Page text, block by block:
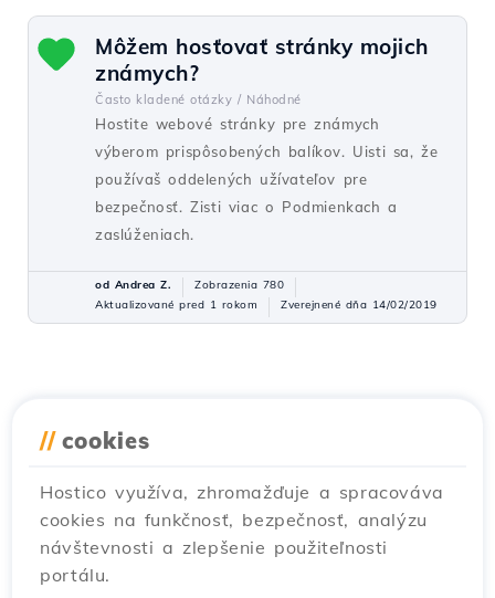
Môžem hosťovať stránky mojich
známych?
Často kladené otázky / Náhodné
Hostite webové stránky pre známych
výberom prispôsobených balíkov. Uisti sa, že
používaš oddelených užívateľov pre
bezpečnosť. Zisti viac o Podmienkach a
zaslúženiach.
od Andrea Z.
Zobrazenia 780
Aktualizované pred 1 rokom
Zverejnené dňa 14/02/2019
// cookies
Hostico využíva, zhromažďuje a spracováva
cookies na funkčnosť, bezpečnosť, analýzu
návštevnosti a zlepšenie použiteľnosti
portálu.